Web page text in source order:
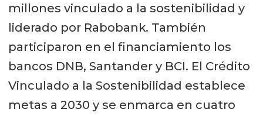
millones vinculado a la sostenibilidad y
liderado por Rabobank. También
participaron en el financiamiento los
bancos DNB, Santander y BCI. El Crédito
Vinculado a la Sostenibilidad establece
metas a 2030 y se enmarca en cuatro